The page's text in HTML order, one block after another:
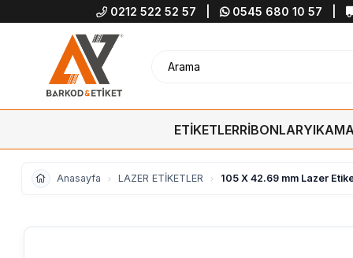
0212 522 52 57 0545 680 10 57
ETİKETLERRİBONLAR
Anasayfa LAZER ETİKETLER 105 X 42.69 mm Lazer